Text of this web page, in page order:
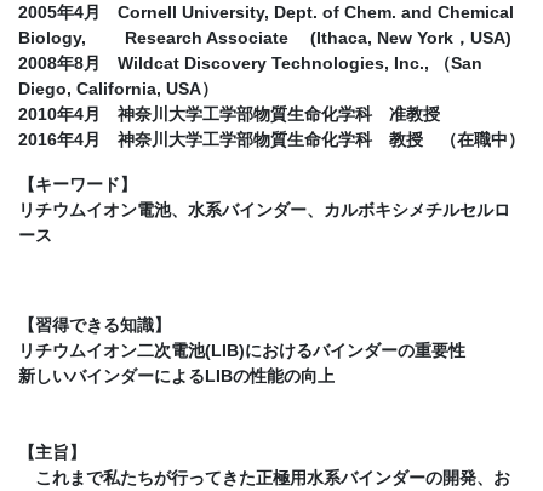
2005年4月 Cornell University, Dept. of Chem. and Chemical
Biology, Research Associate (Ithaca, New York，USA)
2008年8月 Wildcat Discovery Technologies, Inc., （San
Diego, California, USA）
2010年4月 神奈川大学工学部物質生命化学科 准教授
2016年4月 神奈川大学工学部物質生命化学科 教授 （在職中）
【キーワード】
リチウムイオン電池、水系バインダー、カルボキシメチルセルロ
ース
【習得できる知識】
リチウムイオン二次電池(LIB)におけるバインダーの重要性
新しいバインダーによるLIBの性能の向上
【主旨】
これまで私たちが行ってきた正極用水系バインダーの開発、お